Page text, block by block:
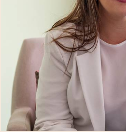
1257